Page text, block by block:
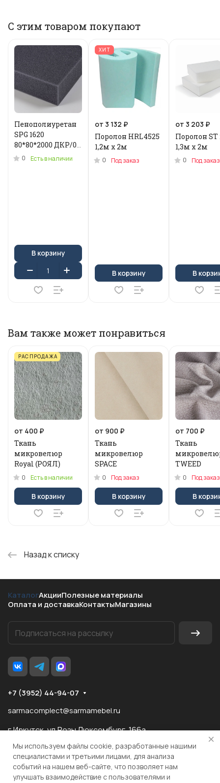
С этим товаром покупают
Пенополиуретан
SPG 1620
80*80*2000 ДКР/0.2
кг .N-3955U
0 Есть в наличии
В корзину
ХИТ
от 3 132 ₽
Поролон HRL4525
1,2м x 2м
0 Под заказ
В корзину
от 3 203 ₽
Поролон ST
1,3м х 2м
0 Под заказ
В
Вам также может понравиться
РАСПРОДАЖА
от 400 ₽
Ткань
микровелюр
Royal (РОЯЛ)
0 Есть в наличии
В корзину
от 900 ₽
Ткань
микровелюр
SPACE
0 Под заказ
В корзину
от 700 ₽
Ткань
TWEED
0 Под заказ
В
Назад к списку
КаталогАкцииПолезные материалы
Оплата и доставкаКонтактыМагазины
+7 (3952) 44-94-07
sarmacomplect@sarmamebel.ru
г.Иркутск, ул.Розы Люксембург, 166а
разработка
и продвижение сайта
Мы используем файлы cookie, разработанные нашими
специалистами и третьими лицами, для анализа
событий на нашем веб-сайте, что позволяет нам
улучшать взаимодействие с пользователями и